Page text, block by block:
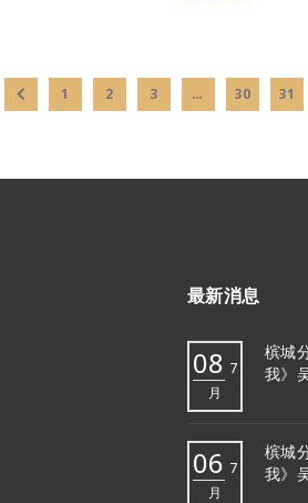
1 2 3 … 30 31
最新消息
08 7
月
槟城
我》
06 7
月
槟城
我》